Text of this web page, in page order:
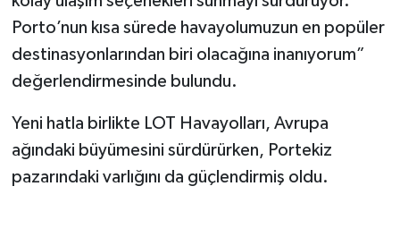
Porto’nun kısa sürede havayolumuzun en popüler
destinasyonlarından biri olacağına inanıyorum”
değerlendirmesinde bulundu.
Yeni hatla birlikte LOT Havayolları, Avrupa
ağındaki büyümesini sürdürürken, Portekiz
pazarındaki varlığını da güçlendirmiş oldu.